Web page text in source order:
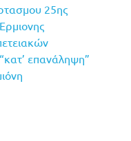
25ης
επανάληψη”